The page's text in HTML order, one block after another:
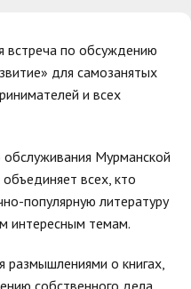
встреча по обсуждению
для самозанятых
и всех
Мурманской
всех, кто
популярную литературу
интересным темам.
размышлениями о книгах,
собственного дела,